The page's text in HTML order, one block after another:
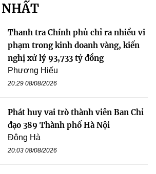
Thanh tra Chính phủ chỉ ra nhiều vi
phạm trong kinh doanh vàng, kiến
nghị xử lý 93,733 tỷ đồng
Phương Hiếu
20:29 08/08/2026
Phát huy vai trò thành viên Ban Chỉ
đạo 389 Thành phố Hà Nội
Đông Hà
20:03 08/08/2026